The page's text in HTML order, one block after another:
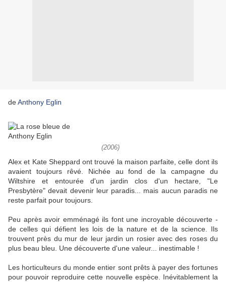
deAnthony Eglin
(2006)
Alex et Kate Sheppard ont trouvé la maison parfaite, celle dont ils
avaient toujours rêvé. Nichée au fond de la campagne du
Wiltshire et entourée d'un jardin clos d'un hectare, "Le
Presbytère" devait devenir leur paradis... mais aucun paradis ne
reste parfait pour toujours.
Peu après avoir emménagé ils font une incroyable découverte -
de celles qui défient les lois de la nature et de la science. Ils
trouvent près du mur de leur jardin un rosier avec des roses du
plus beau bleu. Une découverte d'une valeur... inestimable !
Les horticulteurs du monde entier sont prêts à payer des fortunes
pour pouvoir reproduire cette nouvelle espèce. Inévitablement la